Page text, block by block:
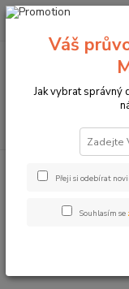
+420774877333
Kategorie blogu
Detektory
Váš
Jak vybrat správný
Přeji si odebírat
Souhlasím se